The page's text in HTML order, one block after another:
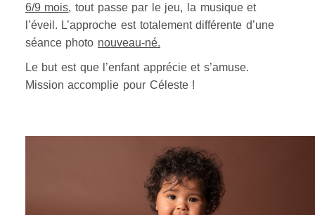
6/9 mois, tout passe par le jeu, la musique et
l’éveil. L’approche est totalement différente d’une
séance photo nouveau-né.
Le but est que l’enfant apprécie et s’amuse.
Mission accomplie pour Céleste !